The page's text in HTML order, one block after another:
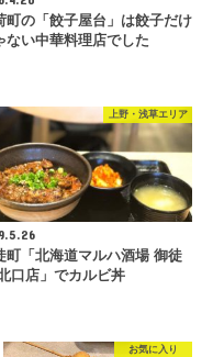
町の「餃子屋台」は餃子だけ
ない中華料理店でした
上野・浅草エリア
町「北海道マルハ酒場 御徒
口店」でカルビ丼
お気に入り